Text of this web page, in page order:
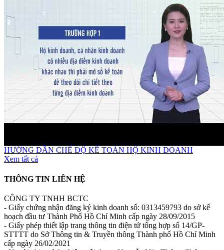
HƯỚNG DẪN CHẾ ĐỘ KẾ TOÁN HỘ KINH DOANH
Xem tất cả
THÔNG TIN LIÊN HỆ
CÔNG TY TNHH BCTC
- Giấy chứng nhận đăng ký kinh doanh số: 0313459793 do sở kế
hoạch đầu tư Thành Phố Hồ Chí Minh cấp ngày 28/09/2015
- Giấy phép thiết lập trang thông tin điện tử tổng hợp số 14/GP-
STTTT do Sở Thông tin & Truyền thông Thành phố Hồ Chí Minh
cấp ngày 26/02/2021